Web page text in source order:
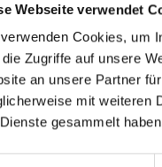
Webseite verwendet
Cookies, um
die Zugriffe auf unsere
an unsere Partner
mit weiteren
gesammelt